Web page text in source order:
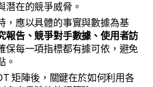
潛在的競爭威脅。
，應以具體的事實與數據為基
報告、競爭對手數據、使用者訪
保每一項指標都有據可依，避免
。
矩陣後，關鍵在於如何利用各